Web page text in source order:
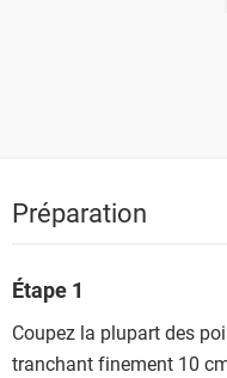
Préparation
Étape 1
Coupez la plupart des
tranchant finement 10